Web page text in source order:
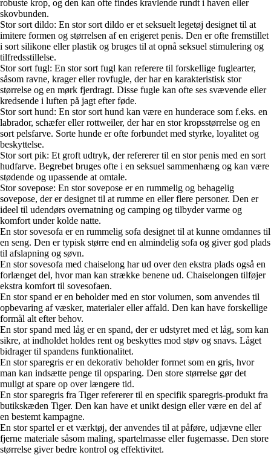
robuste krop, og den kan ofte findes kravlende rundt i haven eller
skovbunden.
Stor sort dildo: En stor sort dildo er et seksuelt legetøj designet til at
imitere formen og størrelsen af en erigeret penis. Den er ofte fremstillet
i sort silikone eller plastik og bruges til at opnå seksuel stimulering og
tilfredsstillelse.
Stor sort fugl: En stor sort fugl kan referere til forskellige fuglearter,
såsom ravne, krager eller rovfugle, der har en karakteristisk stor
størrelse og en mørk fjerdragt. Disse fugle kan ofte ses svævende eller
kredsende i luften på jagt efter føde.
Stor sort hund: En stor sort hund kan være en hunderace som f.eks. en
labrador, schæfer eller rottweiler, der har en stor kropsstørrelse og en
sort pelsfarve. Sorte hunde er ofte forbundet med styrke, loyalitet og
beskyttelse.
Stor sort pik: Et groft udtryk, der refererer til en stor penis med en sort
hudfarve. Begrebet bruges ofte i en seksuel sammenhæng og kan være
stødende og upassende at omtale.
Stor sovepose: En stor sovepose er en rummelig og behagelig
sovepose, der er designet til at rumme en eller flere personer. Den er
ideel til udendørs overnatning og camping og tilbyder varme og
komfort under kolde natte.
En stor sovesofa er en rummelig sofa designet til at kunne omdannes til
en seng. Den er typisk større end en almindelig sofa og giver god plads
til afslapning og søvn.
En stor sovesofa med chaiselong har ud over den ekstra plads også en
forlænget del, hvor man kan strække benene ud. Chaiselongen tilføjer
ekstra komfort til sovesofaen.
En stor spand er en beholder med en stor volumen, som anvendes til
opbevaring af væsker, materialer eller affald. Den kan have forskellige
formål alt efter behov.
En stor spand med låg er en spand, der er udstyret med et låg, som kan
sikre, at indholdet holdes rent og beskyttes mod støv og snavs. Låget
bidrager til spandens funktionalitet.
En stor sparegris er en dekorativ beholder formet som en gris, hvor
man kan indsætte penge til opsparing. Den store størrelse gør det
muligt at spare op over længere tid.
En stor sparegris fra Tiger refererer til en specifik sparegris-produkt fra
butikskæden Tiger. Den kan have et unikt design eller være en del af
en bestemt kampagne.
En stor spartel er et værktøj, der anvendes til at påføre, udjævne eller
fjerne materiale såsom maling, spartelmasse eller fugemasse. Den store
størrelse giver bedre kontrol og effektivitet.